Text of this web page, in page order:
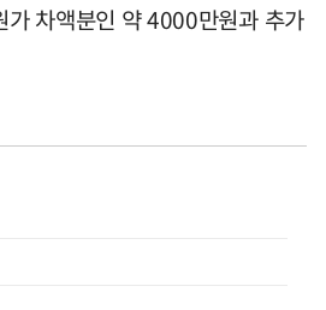
가 차액분인 약 4000만원과 추가